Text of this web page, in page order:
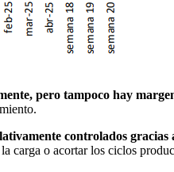
pero tampoco hay
controlados
carga o acortar los ciclos